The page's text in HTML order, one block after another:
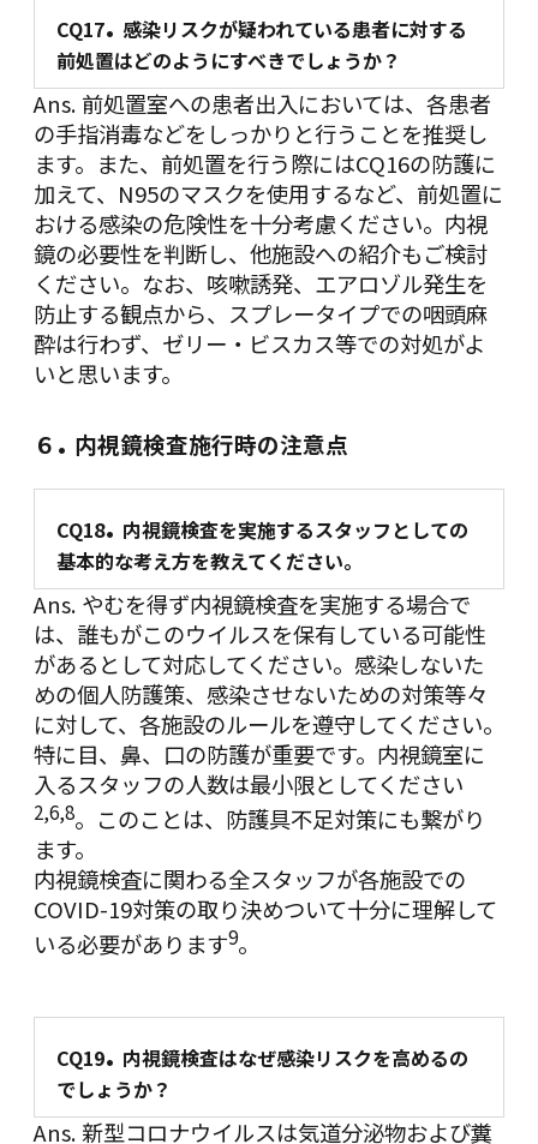
CQ17. 感染リスクが疑われている患者に対する
前処置はどのようにすべきでしょうか？
Ans. 前処置室への患者出入においては、各患者
の手指消毒などをしっかりと行うことを推奨し
ます。また、前処置を行う際にはCQ16の防護に
加えて、N95のマスクを使用するなど、前処置に
おける感染の危険性を十分考慮ください。内視
鏡の必要性を判断し、他施設への紹介もご検討
ください。なお、咳嗽誘発、エアロゾル発生を
防止する観点から、スプレータイプでの咽頭麻
酔は行わず、ゼリー・ビスカス等での対処がよ
いと思います。
６ . 内視鏡検査施行時の注意点
CQ18. 内視鏡検査を実施するスタッフとしての
基本的な考え方を教えてください。
Ans. やむを得ず内視鏡検査を実施する場合で
は、誰もがこのウイルスを保有している可能性
があるとして対応してください。感染しないた
めの個人防護策、感染させないための対策等々
に対して、各施設のルールを遵守してください。
特に目、鼻、口の防護が重要です。内視鏡室に
入るスタッフの人数は最小限としてください
2,6,8。このことは、防護具不足対策にも繋がり
ます。
内視鏡検査に関わる全スタッフが各施設での
COVID-19対策の取り決めついて十分に理解して
いる必要があります9。
CQ19. 内視鏡検査はなぜ感染リスクを高めるの
でしょうか？
Ans. 新型コロナウイルスは気道分泌物および糞